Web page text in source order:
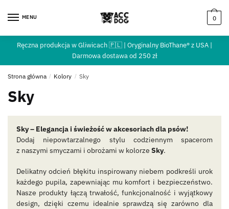
MENU 0
Ręczna produkcja w Gliwicach 🇵🇱 | Oryginalny BioThane® z USA |
Darmowa dostawa od 250 zł
Strona główna / Kolory / Sky
Sky
Sky – Elegancja i świeżość w akcesoriach dla psów!
Dodaj niepowtarzalnego stylu codziennym spacerom
z naszymi smyczami i obrożami w kolorze Sky.
Delikatny odcień błękitu inspirowany niebem podkreśli urok
każdego pupila, zapewniając mu komfort i bezpieczeństwo.
Nasze produkty łączą trwałość, funkcjonalność i wyjątkowy
design, dzięki czemu idealnie sprawdzą się zarówno dla